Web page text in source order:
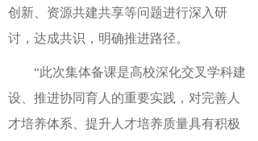
创新、资源共建共享等问题进行深入研
讨，达成共识，明确推进路径。
“此次集体备课是高校深化交叉学科建
设、推进协同育人的重要实践，对完善人
才培养体系、提升人才培养质量具有积极